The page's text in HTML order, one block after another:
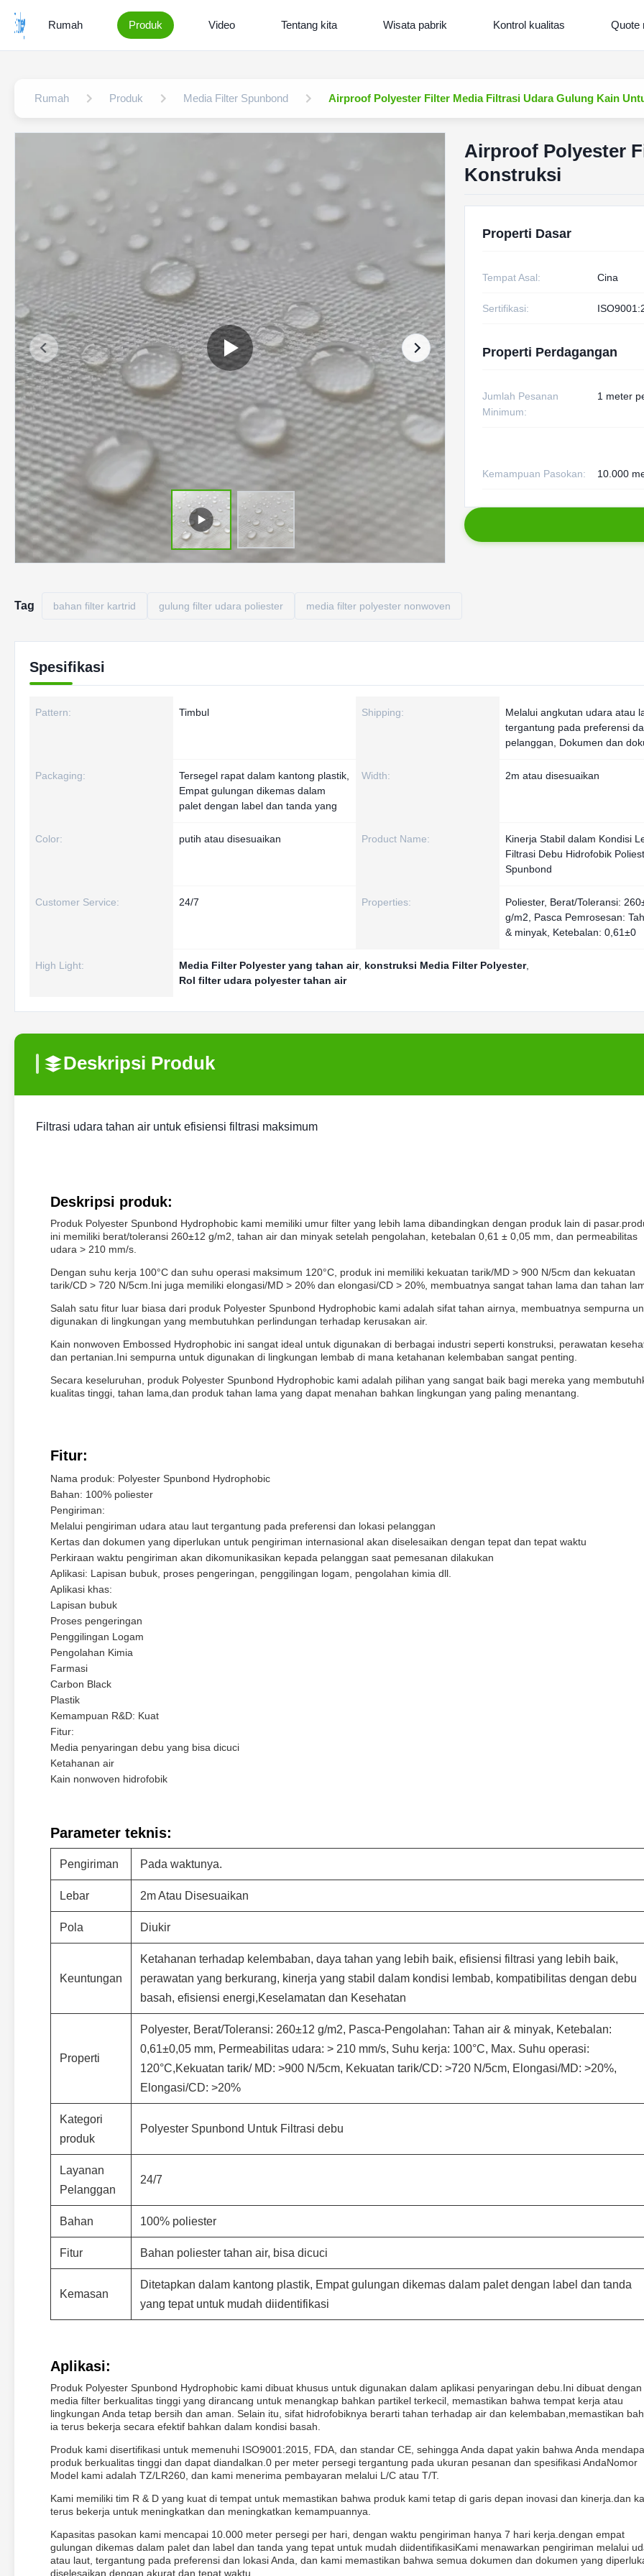
Rumah Produk Video Tentang kita Wisata pabrik Kontrol kualitas Quote
Rumah Produk Media Filter Spunbond Airproof Polyester Filter Media Filtrasi Udara Gulung Kain
Airproof Polyester
Konstruksi
Properti Dasar
Tempat Asal: Cina
Sertifikasi:
Properti Perdagangan
Jumlah Pesanan
Minimum:
1 meter
Kemampuan Pasokan: 10.000
Tag bahan filter kartrid gulung filter udara poliester media filter polyester nonwoven
Spesifikasi
Pattern: Timbul Shipping:
Melalui angkutan udara atau
tergantung pada preferensi
pelanggan, Dokumen dan
Packaging:
Tersegel rapat dalam kantong plastik,
Empat gulungan dikemas dalam
palet dengan label dan tanda yang
Width: 2m atau disesuaikan
Color: putih atau disesuaikan Product Name:
Kinerja Stabil dalam Kondisi
Filtrasi Debu Hidrofobik
Spunbond
Customer Service: 24/7 Properties:
Poliester, Berat/Toleransi:
g/m2, Pasca Pemrosesan:
& minyak, Ketebalan: 0,61±0
High Light: Media Filter Polyester yang tahan air, konstruksi Media Filter Polyester,
Rol filter udara polyester tahan air
Deskripsi Produk
Filtrasi udara tahan air untuk efisiensi filtrasi maksimum
Deskripsi produk:
Produk Polyester Spunbond Hydrophobic kami memiliki umur filter yang lebih lama dibandingkan dengan produk lain di
ini memiliki berat/toleransi 260±12 g/m2, tahan air dan minyak setelah pengolahan, ketebalan 0,61 ± 0,05 mm, dan permeabilitas
udara > 210 mm/s.
Dengan suhu kerja 100°C dan suhu operasi maksimum 120°C, produk ini memiliki kekuatan tarik/MD > 900 N/5cm dan kekuatan
tarik/CD > 720 N/5cm.Ini juga memiliki elongasi/MD > 20% dan elongasi/CD > 20%, membuatnya sangat tahan lama dan tahan
Salah satu fitur luar biasa dari produk Polyester Spunbond Hydrophobic kami adalah sifat tahan airnya, membuatnya sempurna
digunakan di lingkungan yang membutuhkan perlindungan terhadap kerusakan air.
Kain nonwoven Embossed Hydrophobic ini sangat ideal untuk digunakan di berbagai industri seperti konstruksi, perawatan
dan pertanian.Ini sempurna untuk digunakan di lingkungan lembab di mana ketahanan kelembaban sangat penting.
Secara keseluruhan, produk Polyester Spunbond Hydrophobic kami adalah pilihan yang sangat baik bagi mereka yang
kualitas tinggi, tahan lama,dan produk tahan lama yang dapat menahan bahkan lingkungan yang paling menantang.
Fitur:
Nama produk: Polyester Spunbond Hydrophobic
Bahan: 100% poliester
Pengiriman:
Melalui pengiriman udara atau laut tergantung pada preferensi dan lokasi pelanggan
Kertas dan dokumen yang diperlukan untuk pengiriman internasional akan diselesaikan dengan tepat dan tepat waktu
Perkiraan waktu pengiriman akan dikomunikasikan kepada pelanggan saat pemesanan dilakukan
Aplikasi: Lapisan bubuk, proses pengeringan, penggilingan logam, pengolahan kimia dll.
Aplikasi khas:
Lapisan bubuk
Proses pengeringan
Penggilingan Logam
Pengolahan Kimia
Farmasi
Carbon Black
Plastik
Kemampuan R&D: Kuat
Fitur:
Media penyaringan debu yang bisa dicuci
Ketahanan air
Kain nonwoven hidrofobik
Parameter teknis:
Pengiriman Pada waktunya.
Lebar 2m Atau Disesuaikan
Pola Diukir
Keuntungan
Ketahanan terhadap kelembaban, daya tahan yang lebih baik, efisiensi filtrasi yang lebih baik,
perawatan yang berkurang, kinerja yang stabil dalam kondisi lembab, kompatibilitas dengan debu
basah, efisiensi energi,Keselamatan dan Kesehatan
Properti
Polyester, Berat/Toleransi: 260±12 g/m2, Pasca-Pengolahan: Tahan air & minyak, Ketebalan:
0,61±0,05 mm, Permeabilitas udara: > 210 mm/s, Suhu kerja: 100°C, Max. Suhu operasi:
120°C,Kekuatan tarik/ MD: >900 N/5cm, Kekuatan tarik/CD: >720 N/5cm, Elongasi/MD: >20%,
Elongasi/CD: >20%
Kategori
produk
Polyester Spunbond Untuk Filtrasi debu
Layanan
Pelanggan
24/7
Bahan 100% poliester
Fitur Bahan poliester tahan air, bisa dicuci
Kemasan
Ditetapkan dalam kantong plastik, Empat gulungan dikemas dalam palet dengan label dan tanda
yang tepat untuk mudah diidentifikasi
Aplikasi:
Produk Polyester Spunbond Hydrophobic kami dibuat khusus untuk digunakan dalam aplikasi penyaringan debu.Ini dibuat dengan
media filter berkualitas tinggi yang dirancang untuk menangkap bahkan partikel terkecil, memastikan bahwa tempat kerja atau
lingkungan Anda tetap bersih dan aman. Selain itu, sifat hidrofobiknya berarti tahan terhadap air dan kelembaban,memastikan
ia terus bekerja secara efektif bahkan dalam kondisi basah.
Produk kami disertifikasi untuk memenuhi ISO9001:2015, FDA, dan standar CE, sehingga Anda dapat yakin bahwa Anda
produk berkualitas tinggi dan dapat diandalkan.0 per meter persegi tergantung pada ukuran pesanan dan spesifikasi AndaNomor
Model kami adalah TZ/LR260, dan kami menerima pembayaran melalui L/C atau T/T.
Kami memiliki tim R & D yang kuat di tempat untuk memastikan bahwa produk kami tetap di garis depan inovasi dan kinerja.dan
terus bekerja untuk meningkatkan dan meningkatkan kemampuannya.
Kapasitas pasokan kami mencapai 10.000 meter persegi per hari, dengan waktu pengiriman hanya 7 hari kerja.dengan empat
gulungan dikemas dalam palet dan label dan tanda yang tepat untuk mudah diidentifikasiKami menawarkan pengiriman melalui
atau laut, tergantung pada preferensi dan lokasi Anda, dan kami memastikan bahwa semua dokumen dan dokumen yang
diselesaikan dengan akurat dan tepat waktu.